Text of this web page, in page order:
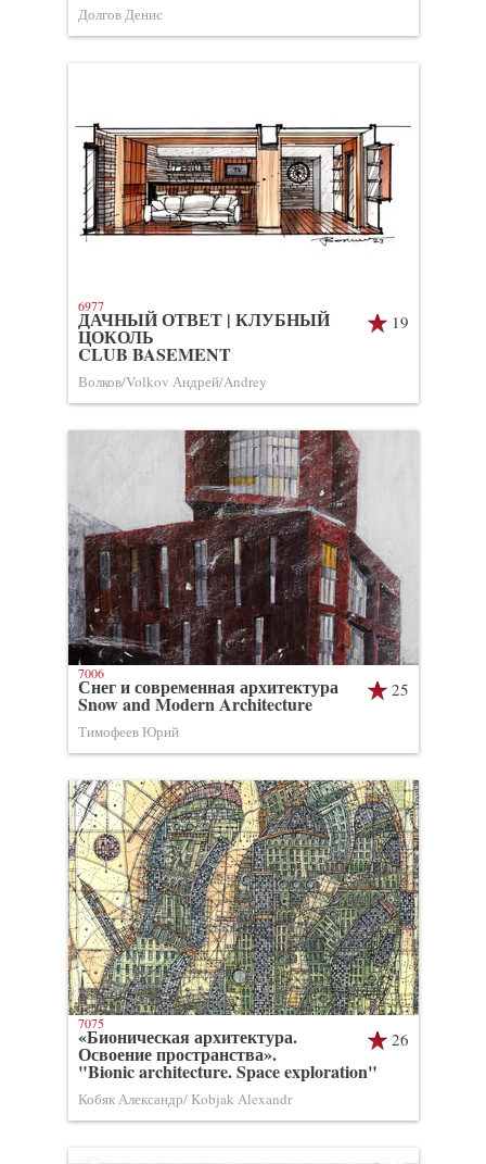
Долгов Денис
19
ДАЧНЫЙ ОТВЕТ | КЛУБНЫЙ
ЦОКОЛЬ
CLUB BASEMENT
Волков/Volkov Андрей/Andrey
6977
25
Снег и современная архитектура
Snow and Modern Architecture
Тимофеев Юрий
7006
26
«Бионическая архитектура.
Освоение пространства».
"Bionic architecture. Space exploration"
Кобяк Александр/ Kobjak Alexandr
7075